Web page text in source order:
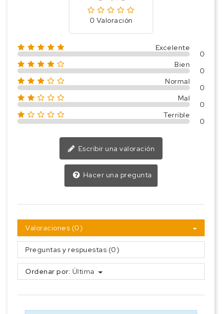
0 Valoración
Excelente
0
Bien
0
Normal
0
Mal
0
Terrible
0
Escribir una valoración
Hacer una pregunta
Valoraciones (0)
Preguntas y respuestas (0)
Ordenar por: Última